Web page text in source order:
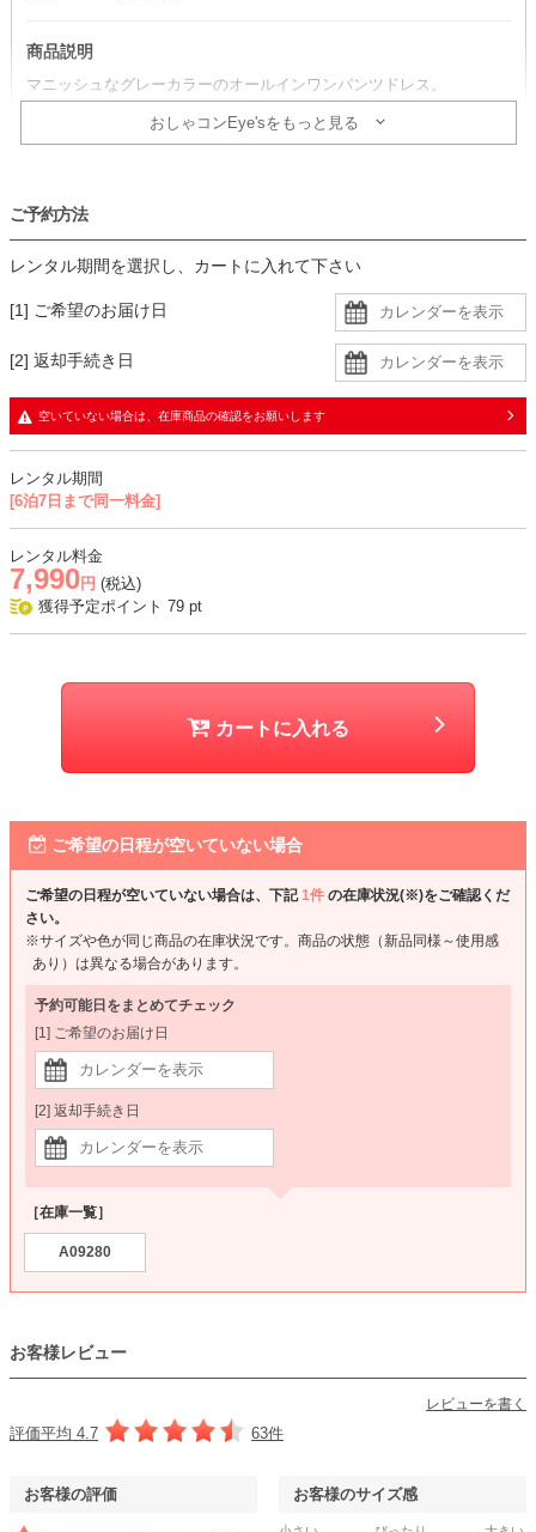
商品説明
マニッシュなグレーカラーのオールインワンパンツドレス。
テーラードカラーが、きちんと感とクールな魅力を際立たせます。
おしゃコンEye'sをもっと見る
ブラック小物を合わせると、洗練された大人モードなコーデが完成。
シルバーアクセサリーを選べば、統一感のある着こなしに仕上がりま
生地
・ドレスはウール調の生地に同色裏地の二枚重ね
・チューブトップはさらっとした手触りの生地
おすすめシーン
ど
ご予約方法
レンタル期間を選択し、カートに入れて下さい
[1] ご希望のお届け日
[2] 返却手続き日
空いていない場合は、在庫商品の確認をお願いします
レンタル期間
[6泊7日まで同一料金]
レンタル料金
7,990 円 (税込)
獲得予定ポイント 79 pt
カートに入れる
ご希望の日程が空いていない場合
ご希望の日程が空いていない場合は、下記 1件 の在庫状況(※)をご確認くだ
さい。
※サイズや色が同じ商品の在庫状況です。商品の状態（新品同様～使用感
あり）は異なる場合があります。
予約可能日をまとめてチェック
[1] ご希望のお届け日
[2] 返却手続き日
［在庫一覧］
A09280
お客様レビュー
レビューを書く
評価平均 4.7 63件
お客様の評価 お客様のサイズ感